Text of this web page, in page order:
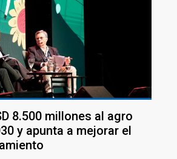
8.500 millones al agro
y apunta a mejorar el